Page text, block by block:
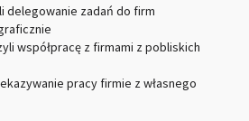
delegowanie zadań do firm
współpracę z firmami z pobliskich
pracy firmie z własnego